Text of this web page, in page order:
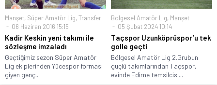
Manşet, Süper Amatör Lig, Transfer
06 Haziran 2016 15:15
Kadir Keskin yeni takımı ile
sözleşme imzaladı
Geçtiğimiz sezon Süper Amatör
Lig ekiplerinden Yücespor forması
giyen genç...
Bölgesel Amatör Lig, Manşet
05 Şubat 2024 10:14
Taçspor Uzunköprüspor’u tek
golle geçti
Bölgesel Amatör Lig 2.Grubun
güçlü takımlarından Taçspor,
evinde Edirne temsilcisi...